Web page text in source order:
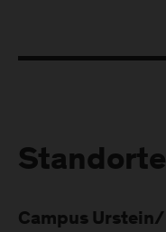
Standorte
Campus Urstein/